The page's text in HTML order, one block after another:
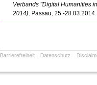
Verbands "Digital Humanities
2014) ‚ Passau, 25.-
Barrierefreiheit Datenschutz